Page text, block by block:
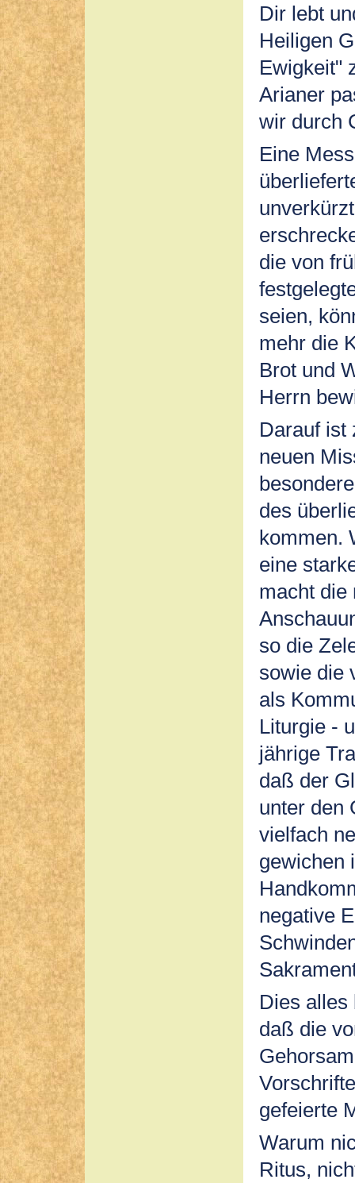
Dir lebt
Heiligen
Ewigkeit"
Arianer
wir durch
Eine
die von
seien,
mehr die
Brot und
Herrn
Darauf ist
neuen
des
kommen.
eine
macht die
so die
sowie die
als
Liturgie -
jährige
daß der
unter den
vielfach
gewichen
negative
Dies alles
daß die
gefeierte
Warum
Ritus,